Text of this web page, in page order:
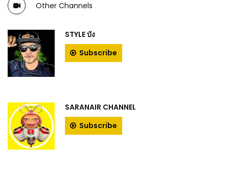
Other Channels
STYLE บัง
Subscribe
SARANAIR CHANNEL
Subscribe